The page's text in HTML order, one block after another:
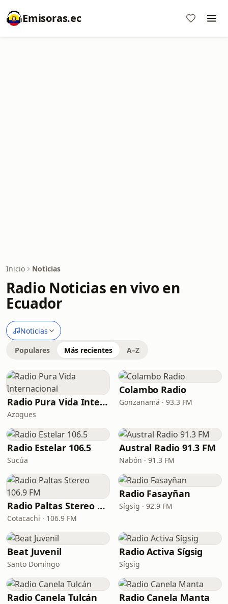
Emisoras.ec
Inicio Noticias
Radio Noticias en vivo en
Ecuador
Noticias
Populares Más recientes A–Z
Radio Pura Vida Internacional
Azogues
Colambo Radio
Gonzanamá · 93.3 FM
Radio Estelar 106.5
Sucúa
Austral Radio 91.3 FM
Nabón · 91.3 FM
Radio Paltas Stereo 106.9 FM
Cotacachi · 106.9 FM
Radio Fasayñan
Sígsig · 92.9 FM
Beat Juvenil
Santo Domingo
Radio Activa Sígsig
Sígsig
Radio Canela Tulcán Radio Canela Manta